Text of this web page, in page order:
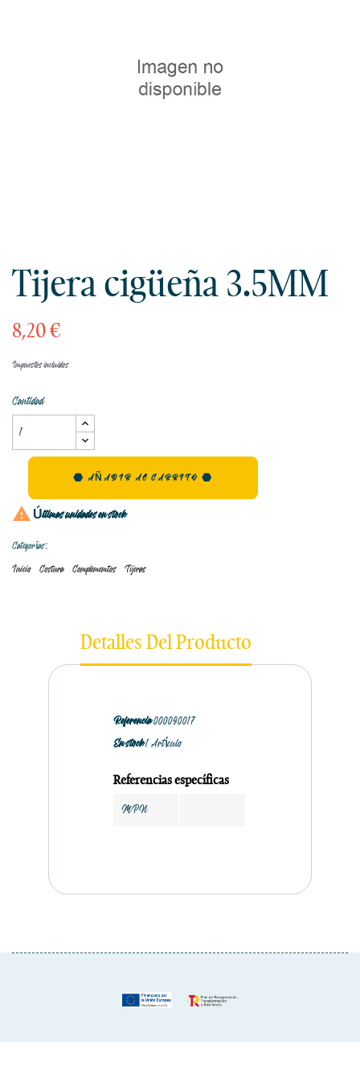
Tijera cigüeña 3.5MM
8,20 €
Impuestos incluidos
Cantidad
AÑADIR AL CARRITO
 Últimas unidades en stock
Categorías:
Inicio Costura Complememtos Tijeras
Detalles Del Producto
Referencia000090017
En stock1 Artículo
Referencias específicas
MPN